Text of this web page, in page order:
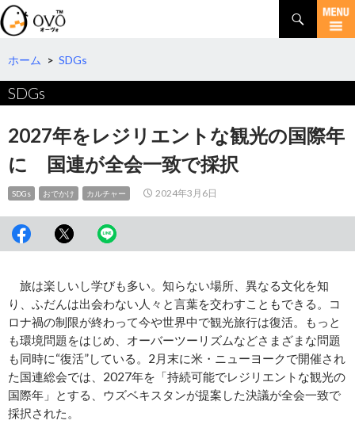
検
索
コ
テ
ツ
へ
動
ホーム > SDGs
SDGs
2027年をレジリエントな観光の国際年
に 国連が全会一致で採択
SDGs おでかけ カルチャー 2024年3月6日
旅は楽しいし学びも多い。知らない場所、異なる文化を知
り、ふだんは出会わない人々と言葉を交わすこともできる。コ
ロナ禍の制限が終わって今や世界中で観光旅行は復活。もっと
も環境問題をはじめ、オーバーツーリズムなどさまざまな問題
も同時に“復活”している。2月末に米・ニューヨークで開催され
た国連総会では、2027年を「持続可能でレジリエントな観光の
国際年」とする、ウズベキスタンが提案した決議が全会一致で
採択された。